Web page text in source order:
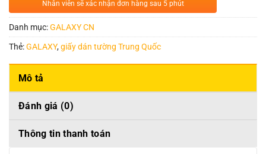
Nhân viên sẽ xác nhận đơn hàng sau 5 phút
Danh mục:GALAXY CN
Thẻ:GALAXY,giấy dán tường Trung Quốc
Mô tả
Đánh giá (0)
Thông tin thanh toán